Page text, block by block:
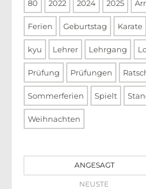
80 2022 2024 2025
Ferien Geburtstag Karate
kyu Lehrer Lehrgang
Prüfung Prüfungen
Sommerferien Spielt
Weihnachten
ANGESAGT
NEUSTE